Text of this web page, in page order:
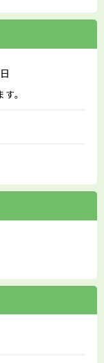
。